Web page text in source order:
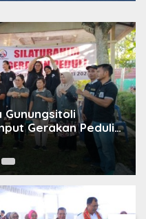
Gunungsitoli
Gerakan Peduli
Tokoh